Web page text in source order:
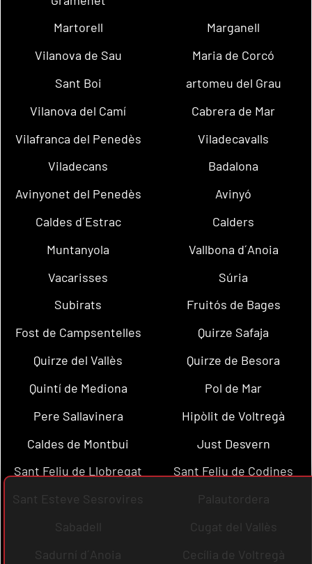
Martorell
Marganell
Vilanova de Sau
Maria de Corcó
Sant Boi
artomeu del Grau
Vilanova del Camí
Cabrera de Mar
Vilafranca del Penedès
Viladecavalls
Viladecans
Badalona
Avinyonet del Penedès
Avinyó
Caldes d´Estrac
Calders
Muntanyola
Vallbona d´Anoia
Vacarisses
Súria
Subirats
Fruitós de Bages
Fost de Campsentelles
Quirze Safaja
Quirze del Vallès
Quirze de Besora
Quintí de Mediona
Pol de Mar
Pere Sallavinera
Hipòlit de Voltregà
Caldes de Montbui
Just Desvern
Sant Feliu de Llobregat
Sant Feliu de Codines
Sant Esteve Sesrovires
Palautordera
Sabadell
Cugat del Vallès
Sadurní d´Anoia
Cecília de Voltregà